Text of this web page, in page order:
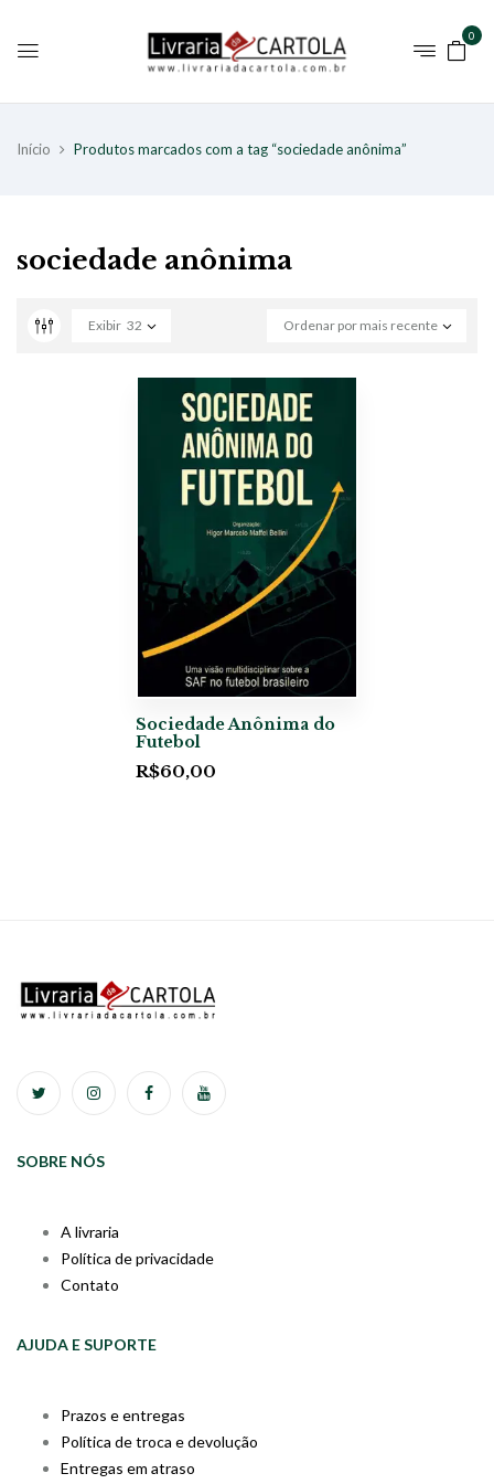
0
Início Produtos marcados com a tag “sociedade anônima”
sociedade anônima
Ordenar por mais recente
Exibir 32
Sociedade Anônima do
Futebol
R$60,00
SOBRE NÓS
A livraria
Política de privacidade
Contato
AJUDA E SUPORTE
Prazos e entregas
Política de troca e devolução
Entregas em atraso